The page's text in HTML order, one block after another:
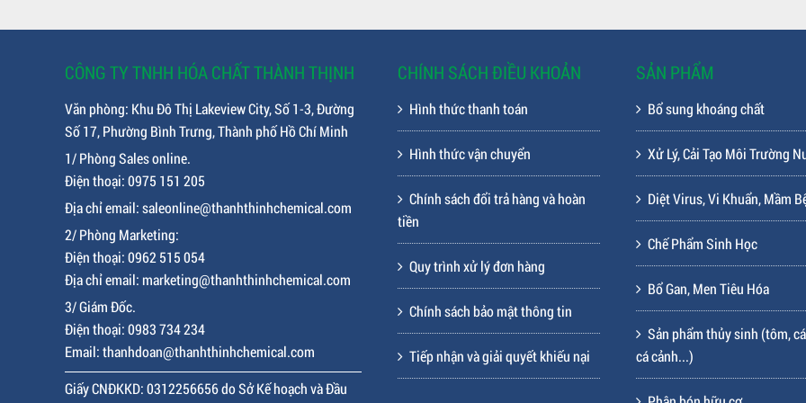
CÔNG TY TNHH HÓA CHẤT THÀNH THỊNH
Văn phòng: Khu Đô Thị Lakeview City, Số 1-3, Đường
Số 17, Phường Bình Trưng, Thành phố Hồ Chí Minh
1/ Phòng Sales online.
Điện thoại: 0975 151 205
Địa chỉ email: saleonline@thanhthinhchemical.com
2/ Phòng Marketing:
Điện thoại: 0962 515 054
Địa chỉ email: marketing@thanhthinhchemical.com
3/ Giám Đốc.
Điện thoại: 0983 734 234
Email: thanhdoan@thanhthinhchemical.com
Giấy CNĐKKD: 0312256656 do Sở Kế hoạch và Đầu
CHÍNH SÁCH ĐIỀU KHOẢN
Hình thức thanh toán
Hình thức vận chuyển
Chính sách đổi trả hàng và hoàn
tiền
Quy trình xử lý đơn hàng
Chính sách bảo mật thông tin
Tiếp nhận và giải quyết khiếu nại
SẢN PHẨM
Bổ sung khoáng chất
Xử Lý, Cải Tạo Môi Trường
Diệt Virus, Vi Khuẩn, Mầm
Chế Phẩm Sinh Học
Bổ Gan, Men Tiêu Hóa
Sản phẩm thủy sinh (tôm,
cá cảnh...)